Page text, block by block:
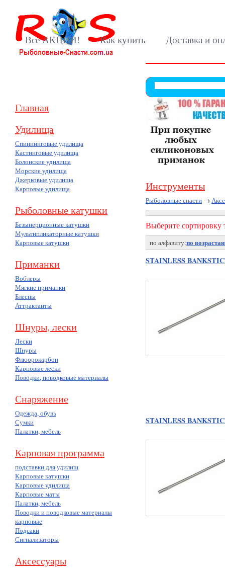
Все АКЦИИ! Как купить Доставка и
Главная
Удилища
Спиннинговые удилища
Кастинговые удилища
Болонские удилища
Морские удилища
Джерковые удилища
Карповые удилища
Рыболовные катушки
Безынерционные катушки
Мультипликаторные катушки
Карповые катушки
Приманки
Воблеры
Мягкие приманки
Блесны
Аттрактанты
Шнуры, лески
Лески
Шнуры
Флюорокарбон
Карповые лески
Поводки, поводковые материалы
Снаряжение
Одежда, обувь
Сумки
Палатки, мебель
Карповая программа
подставки для удилищ
Карповые катушки
Карповые удилища
Карповые маты
Палатки, мебель
Поводки и поводковые материалы
карповые
Подсаки
Сигнализаторы
Аксессуары
Инструменты
Рыболовные снасти →
Выберите сортировку
по алфавиту:по
STAINLESS
STAINLESS